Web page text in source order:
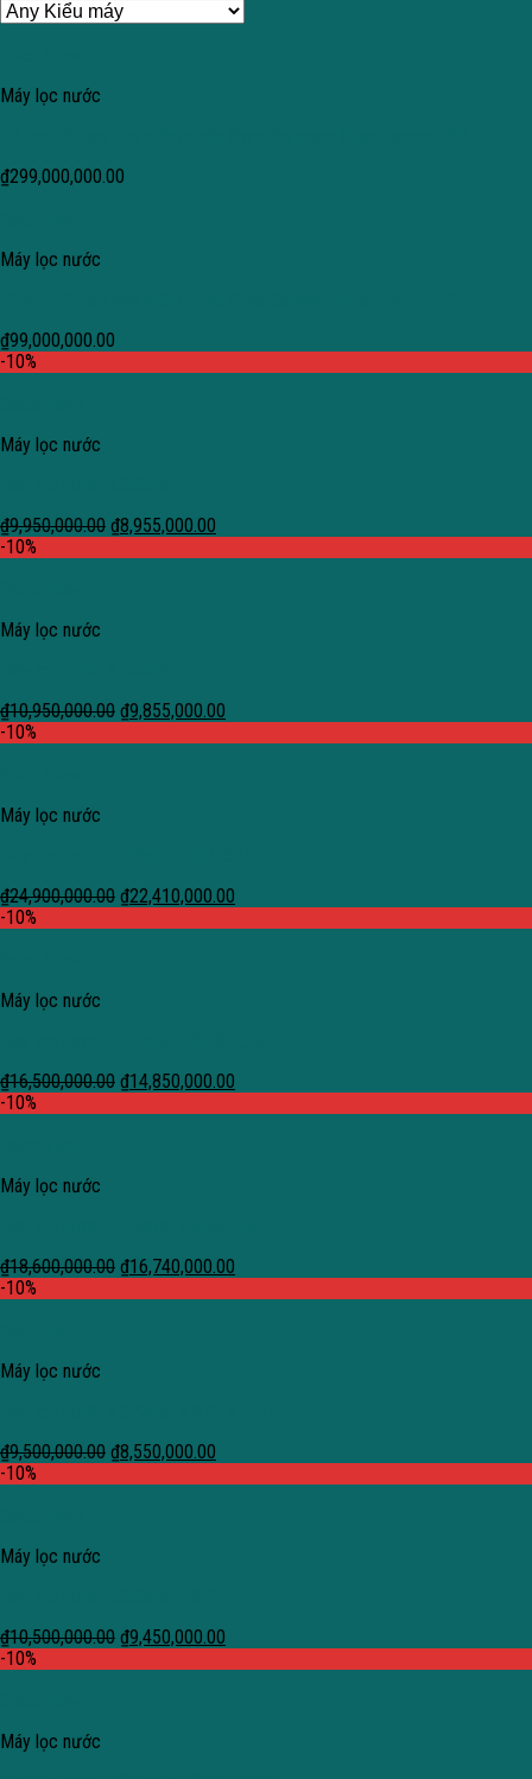
Máy lọc nước
₫299,000,000.00
Máy lọc nước
₫99,000,000.00
-10%
Máy lọc nước
₫9,950,000.00 ₫8,955,000.00
-10%
Máy lọc nước
₫10,950,000.00 ₫9,855,000.00
-10%
Máy lọc nước
₫24,900,000.00 ₫22,410,000.00
-10%
Máy lọc nước
₫16,500,000.00 ₫14,850,000.00
-10%
Máy lọc nước
₫18,600,000.00 ₫16,740,000.00
-10%
Máy lọc nước
₫9,500,000.00 ₫8,550,000.00
-10%
Máy lọc nước
₫10,500,000.00 ₫9,450,000.00
-10%
Máy lọc nước